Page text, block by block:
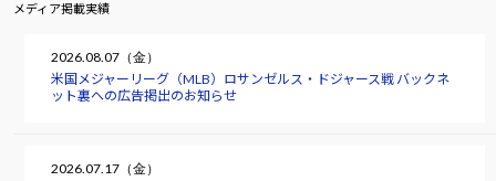
メディア掲載実績
2026.08.07（金）
米国メジャーリーグ（MLB）ロサンゼルス・ドジャース戦 バックネ
ット裏への広告掲出のお知らせ
2026.07.17（金）